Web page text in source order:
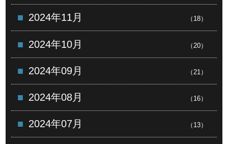
2024年11月 （18）
2024年10月 （20）
2024年09月 （21）
2024年08月 （16）
2024年07月 （13）